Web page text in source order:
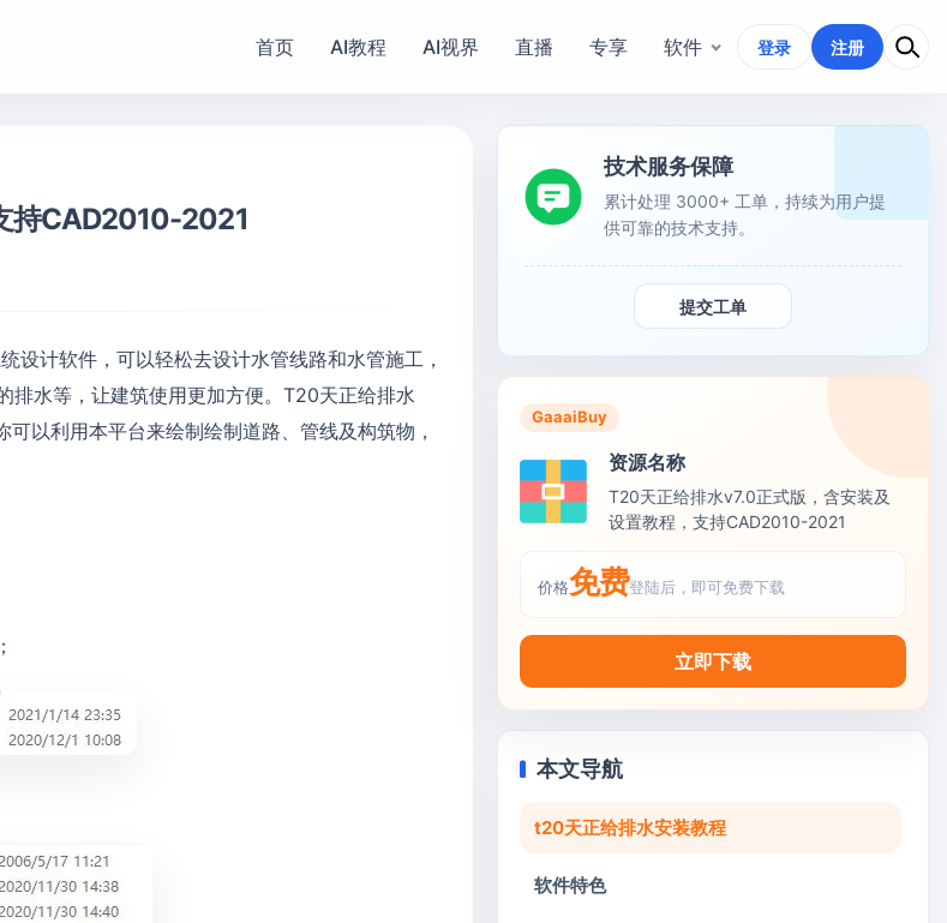
首页 AI教程 AI视界 直播 专享 软件 登录 注册
持CAD2010-2021
设计软件，可以轻松去设计水管线路和水管施工，
排水等，让建筑使用更加方便。T20天正给排水
以利用本平台来绘制绘制道路、管线及构筑物，
技术服务保障
累计处理 3000+ 工单，持续为用户提
供可靠的技术支持。
提交工单
GaaaiBuy
资源名称
T20天正给排水v7.0正式版，含安装及
设置教程，支持CAD2010-2021
价格免费登陆后，即可免费下载
立即下载
本文导航
t20天正给排水安装教程
软件特色